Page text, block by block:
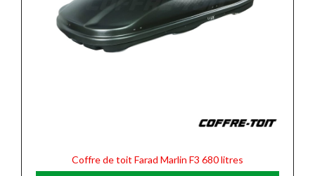
Coffre de toit Farad Marlin F3 680 litres